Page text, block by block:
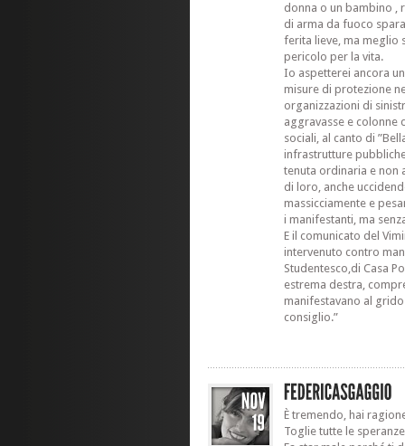
donna o un bambino ,
di arma da fuoco
ferita lieve, ma meglio
pericolo per la vita.
Io aspetterei ancora
misure di protezione
organizzazioni di
aggravasse e colonne
sociali, al canto di
infrastrutture
tenuta ordinaria e non
di loro, anche
massicciamente e
i manifestanti, ma
E il comunicato del
intervenuto contro
Studentesco,di Casa
estrema destra,
manifestavano al grido
consiglio.”
È tremendo, hai
Toglie tutte le